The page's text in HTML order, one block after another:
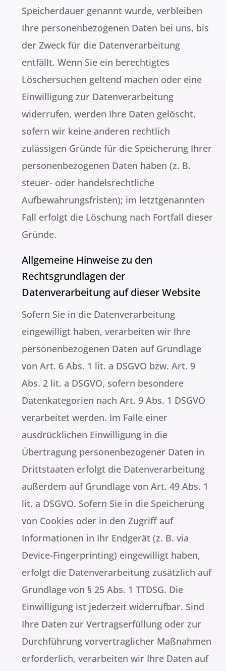
Speicherdauer genannt wurde, verbleiben
Ihre personenbezogenen Daten bei uns, bis
der Zweck für die Datenverarbeitung
entfällt. Wenn Sie ein berechtigtes
Löschersuchen geltend machen oder eine
Einwilligung zur Datenverarbeitung
widerrufen, werden Ihre Daten gelöscht,
sofern wir keine anderen rechtlich
zulässigen Gründe für die Speicherung Ihrer
personenbezogenen Daten haben (z. B.
steuer- oder handelsrechtliche
Aufbewahrungsfristen); im letztgenannten
Fall erfolgt die Löschung nach Fortfall dieser
Gründe.
Allgemeine Hinweise zu den
Rechtsgrundlagen der
Datenverarbeitung auf dieser Website
Sofern Sie in die Datenverarbeitung
eingewilligt haben, verarbeiten wir Ihre
personenbezogenen Daten auf Grundlage
von Art. 6 Abs. 1 lit. a DSGVO bzw. Art. 9
Abs. 2 lit. a DSGVO, sofern besondere
Datenkategorien nach Art. 9 Abs. 1 DSGVO
verarbeitet werden. Im Falle einer
ausdrücklichen Einwilligung in die
Übertragung personenbezogener Daten in
Drittstaaten erfolgt die Datenverarbeitung
außerdem auf Grundlage von Art. 49 Abs. 1
lit. a DSGVO. Sofern Sie in die Speicherung
von Cookies oder in den Zugriff auf
Informationen in Ihr Endgerät (z. B. via
Device-Fingerprinting) eingewilligt haben,
erfolgt die Datenverarbeitung zusätzlich auf
Grundlage von § 25 Abs. 1 TTDSG. Die
Einwilligung ist jederzeit widerrufbar. Sind
Ihre Daten zur Vertragserfüllung oder zur
Durchführung vorvertraglicher Maßnahmen
erforderlich, verarbeiten wir Ihre Daten auf